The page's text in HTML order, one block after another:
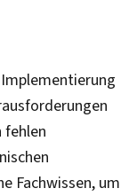
fehlen
Fachwissen, um